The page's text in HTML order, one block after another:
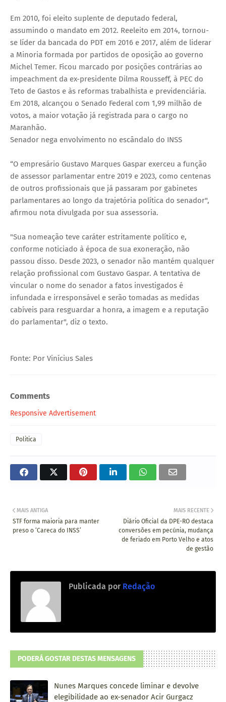
Em 2010, foi eleito suplente de deputado federal,
assumindo o mandato em 2012. Reeleito em 2014, tornou-
se líder da bancada do PDT em 2016 e 2017, além de liderar
a Minoria formada por partidos de oposição ao governo
Michel Temer. Ficou marcado por posições contrárias ao
impeachment da ex-presidente Dilma Rousseff, à PEC do
Teto de Gastos e às reformas trabalhista e previdenciária.
Em 2018, alcançou o Senado Federal com 1,99 milhão de
votos, a maior votação já registrada para o cargo no
Maranhão.
Senador nega envolvimento no escândalo do INSS
“O empresário Gustavo Marques Gaspar exerceu a função
de assessor parlamentar entre 2019 e 2023, como centenas
de outros profissionais que já passaram por gabinetes
parlamentares ao longo da trajetória política do senador",
afirmou nota divulgada por sua assessoria.
"Sua nomeação teve caráter estritamente político e,
conforme noticiado à época de sua exoneração, não
passou disso. Desde 2023, o senador não mantém qualquer
relação profissional com Gustavo Gaspar. A tentativa de
vincular o nome do senador a fatos investigados é
infundada e irresponsável e serão tomadas as medidas
cabíveis para resguardar a honra, a imagem e a reputação
do parlamentar", diz o texto.
Fonte: Por Vinícius Sales
Comments
Responsive Advertisement
Politica
MAIS RECENTE
Diário Oficial da DPE-RO destaca
conversões em pecúnia, mudança
de feriado em Porto Velho e atos
de gestão
MAIS ANTIGA
STF forma maioria para manter
preso o ‘Careca do INSS’
Publicada por Redação
PODERÁ GOSTAR DESTAS MENSAGENS
Nunes Marques concede liminar e devolve
elegibilidade ao ex-senador Acir Gurgacz